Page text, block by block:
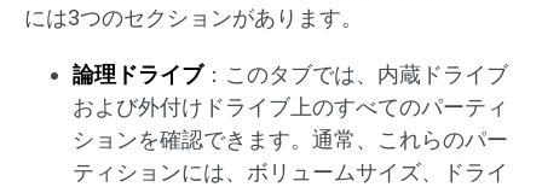
には3つのセクションがあります。
論理ドライブ：このタブでは、内蔵ドライブ
および外付けドライブ上のすべてのパーティ
ションを確認できます。通常、これらのパー
ティションには、ボリュームサイズ、ドライ